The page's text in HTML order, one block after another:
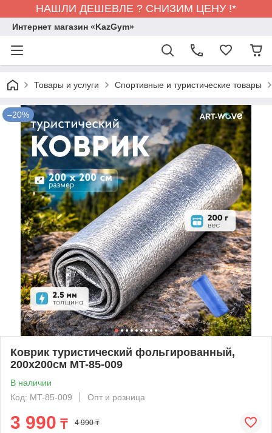
НАШЛИ ДЕШЕВЛЕ ? СНИЗИМ ЦЕНУ !*
Интернет магазин «KazGym»
Товары и услуги Спортивные и туристические товары
–20%
Коврик туристический фольгированный,
200х200см MT-85-009
В наличии
Код: MT-85-009
Опт и розница
3 990 ₸ 4 990 ₸